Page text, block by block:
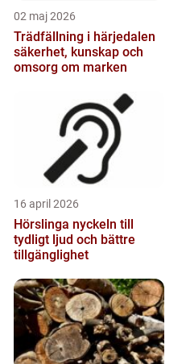
02 maj 2026
Trädfällning i härjedalen
säkerhet, kunskap och
omsorg om marken
16 april 2026
Hörslinga nyckeln till
tydligt ljud och bättre
tillgänglighet